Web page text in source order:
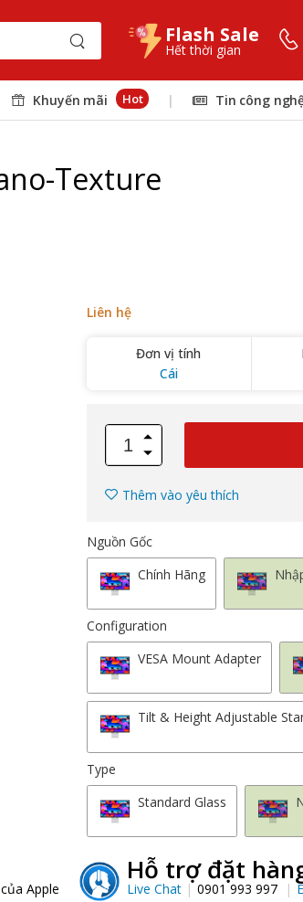
Flash Sale
Hết thời gian
Khuyến mãi Hot | Tin công
Texture
Apple
Liên hệ
Đơn vị tính
Cái
Thêm vào yêu thích
Nguồn Gốc
Chính Hãng
Configuration
VESA Mount Adapter
Tilt & Height Adjustable
Type
Standard Glass
Hỗ trợ đặt
Live Chat 0901 993 997